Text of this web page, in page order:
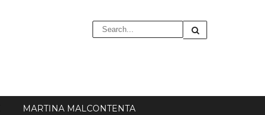
MARTINA MALCONTENTA